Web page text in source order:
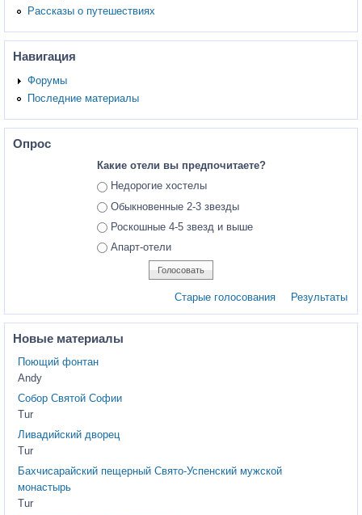
Рассказы о путешествиях
Навигация
Форумы
Последние материалы
Опрос
Какие отели вы предпочитаете?
Ответы
Недорогие хостелы
Обыкновенные 2-3 звезды
Роскошные 4-5 звезд и выше
Апарт-отели
Старые голосования Результаты
Новые материалы
Поющий фонтан
Andy
Собор Святой Софии
Tur
Ливадийский дворец
Tur
Бахчисарайский пещерный Свято-Успенский мужской
монастырь
Tur